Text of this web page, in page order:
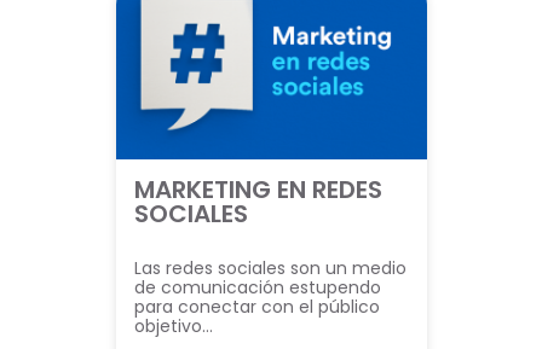
MARKETING EN REDES
SOCIALES
Las redes sociales son un medio
de comunicación estupendo
para conectar con el público
objetivo…